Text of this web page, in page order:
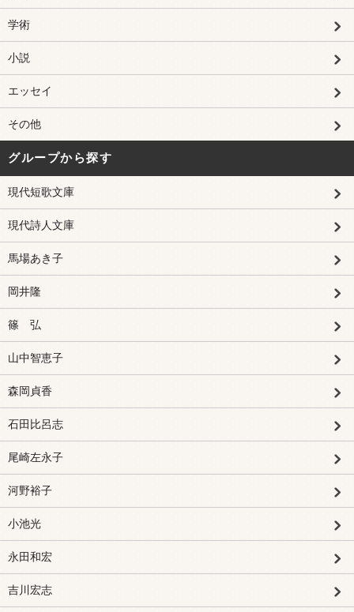
学術
小説
エッセイ
その他
グループから探す
現代短歌文庫
現代詩人文庫
馬場あき子
岡井隆
篠 弘
山中智恵子
森岡貞香
石田比呂志
尾崎左永子
河野裕子
小池光
永田和宏
吉川宏志